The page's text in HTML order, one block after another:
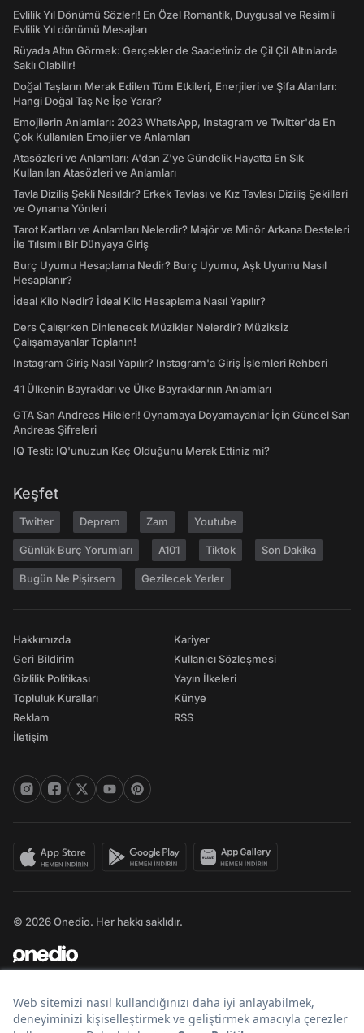
Evlilik Yıl Dönümü Sözleri! En Özel Romantik, Duygusal ve Resimli
Evlilik Yıl dönümü Mesajları
Rüyada Altın Görmek: Gerçekler de Saadetiniz de Çil Çil Altınlarda
Saklı Olabilir!
Doğal Taşların Merak Edilen Tüm Etkileri, Enerjileri ve Şifa Alanları:
Hangi Doğal Taş Ne İşe Yarar?
Emojilerin Anlamları: 2023 WhatsApp, Instagram ve Twitter'da En
Çok Kullanılan Emojiler ve Anlamları
Atasözleri ve Anlamları: A'dan Z'ye Gündelik Hayatta En Sık
Kullanılan Atasözleri ve Anlamları
Tavla Diziliş Şekli Nasıldır? Erkek Tavlası ve Kız Tavlası Diziliş Şekilleri
ve Oynama Yönleri
Tarot Kartları ve Anlamları Nelerdir? Majör ve Minör Arkana Desteleri
İle Tılsımlı Bir Dünyaya Giriş
Burç Uyumu Hesaplama Nedir? Burç Uyumu, Aşk Uyumu Nasıl
Hesaplanır?
İdeal Kilo Nedir? İdeal Kilo Hesaplama Nasıl Yapılır?
Ders Çalışırken Dinlenecek Müzikler Nelerdir? Müziksiz
Çalışamayanlar Toplanın!
Instagram Giriş Nasıl Yapılır? Instagram'a Giriş İşlemleri Rehberi
41 Ülkenin Bayrakları ve Ülke Bayraklarının Anlamları
GTA San Andreas Hileleri! Oynamaya Doyamayanlar İçin Güncel San
Andreas Şifreleri
IQ Testi: IQ'unuzun Kaç Olduğunu Merak Ettiniz mi?
Keşfet
Twitter Deprem Zam Youtube
Günlük Burç Yorumları A101 Tiktok Son Dakika
Bugün Ne Pişirsem Gezilecek Yerler
Hakkımızda
Geri Bildirim
Gizlilik Politikası
Topluluk Kuralları
Reklam
İletişim
Kariyer
Kullanıcı Sözleşmesi
Yayın İlkeleri
Künye
RSS
© 2026 Onedio. Her hakkı saklıdır.
Bir markasıdır.